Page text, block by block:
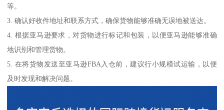
等。
3. 确认好收件地址和联系方式，确保货物能够准确无误地被送达。
4. 根据亚马逊要求，对货物进行标记和包装，以便亚马逊能够准确
地识别和管理货物。
5. 在将货物发送至亚马逊FBA入仓前，建议行小规模试运输，以便
及时发现和解决问题。